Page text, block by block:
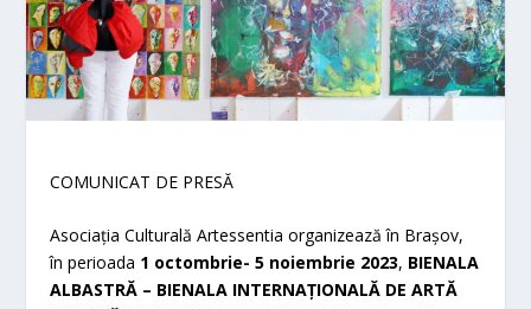
COMUNICAT DE PRESĂ
Asociația Culturală Artessentia organizează în Brașov,
în perioada 1 octombrie- 5 noiembrie 2023, BIENALA
ALBASTRĂ – BIENALA INTERNAȚIONALĂ DE ARTĂ